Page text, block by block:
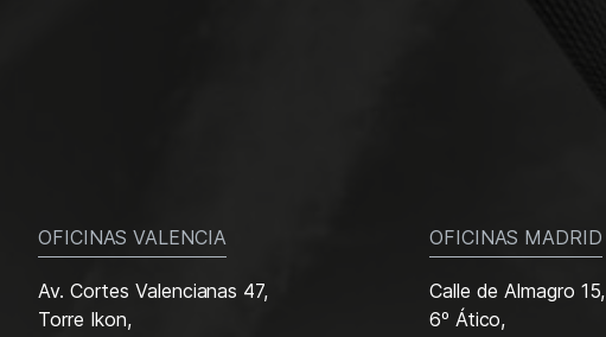
OFICINAS VALENCIA
Av. Cortes Valencianas 47,
Torre Ikon,
OFICINAS MADRID
Calle de Almagro 15,
6º Ático,